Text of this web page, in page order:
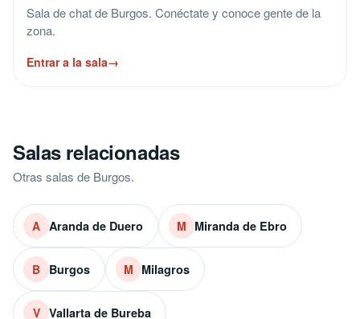
Sala de chat de Burgos. Conéctate y conoce gente de la
zona.
Entrar a la sala→
Salas relacionadas
Otras salas de Burgos.
A Aranda de Duero M Miranda de Ebro
B Burgos M Milagros
V Vallarta de Bureba